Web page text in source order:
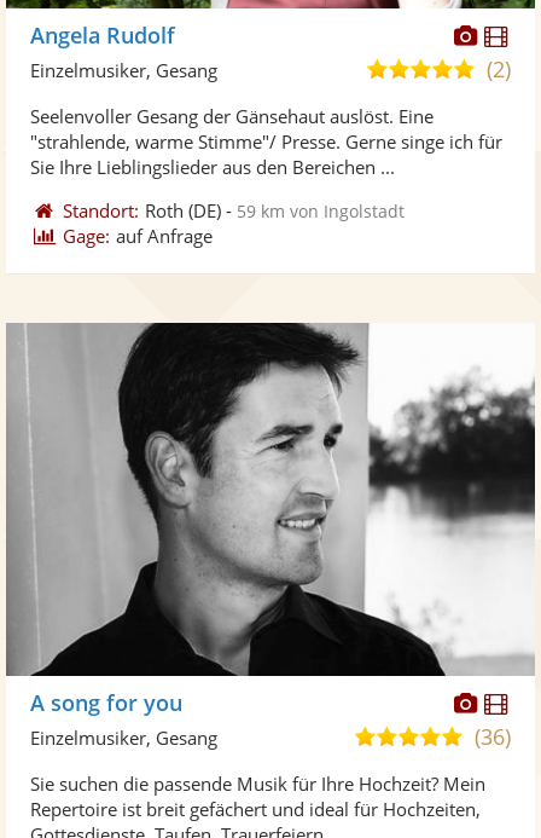
Angela Rudolf
5,0
5
(2)
Einzelmusiker, Gesang
Seelenvoller Gesang der Gänsehaut auslöst. Eine
"strahlende, warme Stimme"/ Presse. Gerne singe ich für
Sie Ihre Lieblingslieder aus den Bereichen ...
Standort: Roth (DE) - 59 km von Ingolstadt
Gage: auf Anfrage
Fotos
A song for you
5,0
5
Sternen
(36)
Einzelmusiker, Gesang
Sie suchen die passende Musik für Ihre Hochzeit? Mein
Repertoire ist breit gefächert und ideal für Hochzeiten,